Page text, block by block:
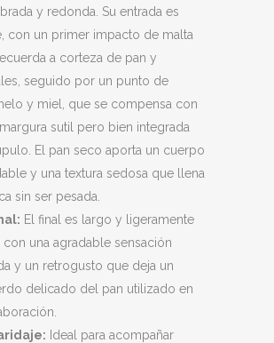
y redonda. Su entrada es
con un primer impacto de malta
a corteza de pan y
seguido por un punto de
y miel, que se compensa con
sutil pero bien integrada
El pan seco aporta un cuerpo
y una textura sedosa que llena
sin ser pesada.
El final es largo y ligeramente
con una agradable sensación
y un retrogusto que deja un
delicado del pan utilizado en
Ideal para acompañar